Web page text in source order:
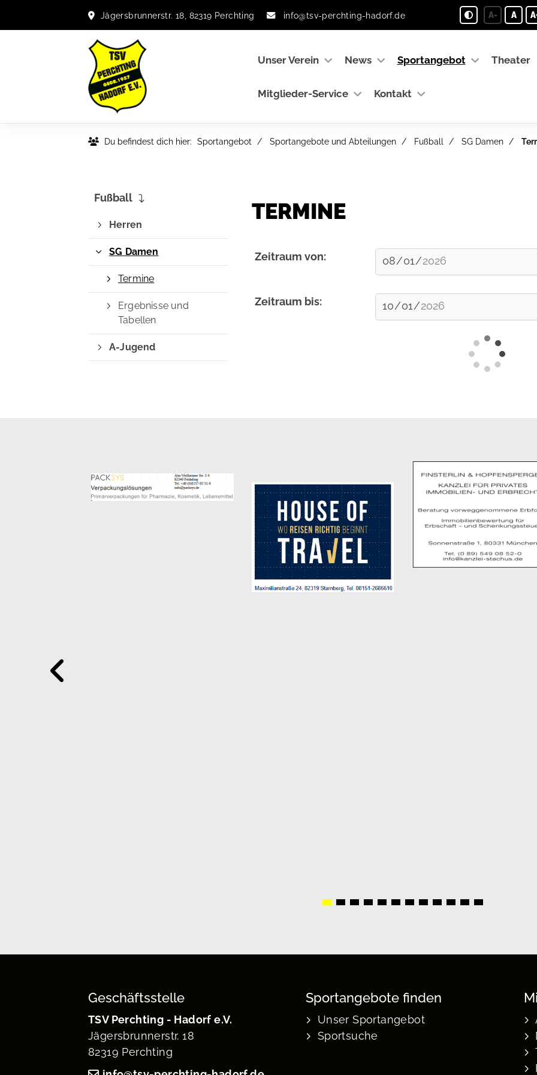
Jägersbrunnerstr. 18, 82319 Perchting info@tsv-perchting-hadorf.de A- A
Unser Verein News Sportangebot Theater
Mitglieder-Service Kontakt
Du befindest dich hier: Sportangebot Sportangebote und Abteilungen Fußball SG Damen
TERMINE
Zeitraum von:
Zeitraum bis:
Fußball
Herren
SG Damen
Termine
Ergebnisse und
Tabellen
A-Jugend
Geschäftsstelle
TSV Perchting - Hadorf e.V.
Jägersbrunnerstr. 18
82319 Perchting
Sportangebote finden
Unser Sportangebot
Sportsuche
QUICKLINKS
Sportangebote finden
Unser Sportangebot